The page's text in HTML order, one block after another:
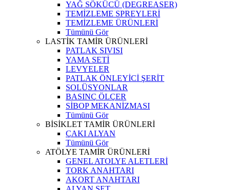
YAĞ SÖKÜCÜ (DEGREASER)
TEMİZLEME SPREYLERİ
TEMİZLEME ÜRÜNLERİ
Tümünü Gör
LASTİK TAMİR ÜRÜNLERİ
PATLAK SIVISI
YAMA SETİ
LEVYELER
PATLAK ÖNLEYİCİ ŞERİT
SOLÜSYONLAR
BASINÇ ÖLÇER
SİBOP MEKANİZMASI
Tümünü Gör
BİSİKLET TAMİR ÜRÜNLERİ
ÇAKI ALYAN
Tümünü Gör
ATÖLYE TAMİR ÜRÜNLERİ
GENEL ATOLYE ALETLERİ
TORK ANAHTARI
AKORT ANAHTARI